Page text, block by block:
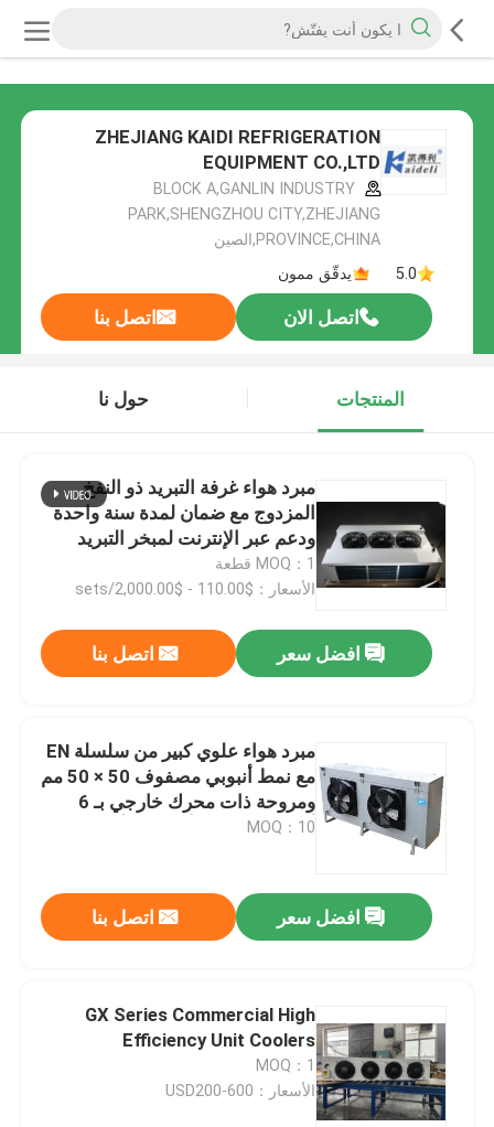
ZHEJIANG KAIDI REFRIGERATION
EQUIPMENT CO.,LTD
BLOCK A,GANLIN INDUSTRY
PARK,SHENGZHOU CITY,ZHEJIANG
PROVINCE,CHINA,الصين
5.0
يدقّق ممون
اتصل الان اتصل بنا
المنتجات حول نا
مبرد هواء غرفة التبريد ذو النفخ
المزدوج مع ضمان لمدة سنة واحدة
ودعم عبر الإنترنت لمبخر التبريد
MOQ：1 قطعة
الأسعار：$110.00 - $2,000.00/sets
افضل سعر اتصل بنا
مبرد هواء علوي كبير من سلسلة EN
مع نمط أنبوبي مصفوف 50 × 50 مم
ومروحة ذات محرك خارجي بـ 6
أقطاب وزعانف ألمنيوم وأنابيب
MOQ：10
افضل سعر اتصل بنا
GX Series Commercial High
Efficiency Unit Coolers
MOQ：1
الأسعار：USD200-600